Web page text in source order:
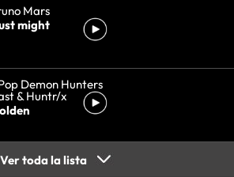
Mars
might
Demon Hunters
& Huntr/x
Ver toda la lista